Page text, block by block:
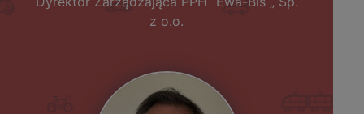
z o.o.